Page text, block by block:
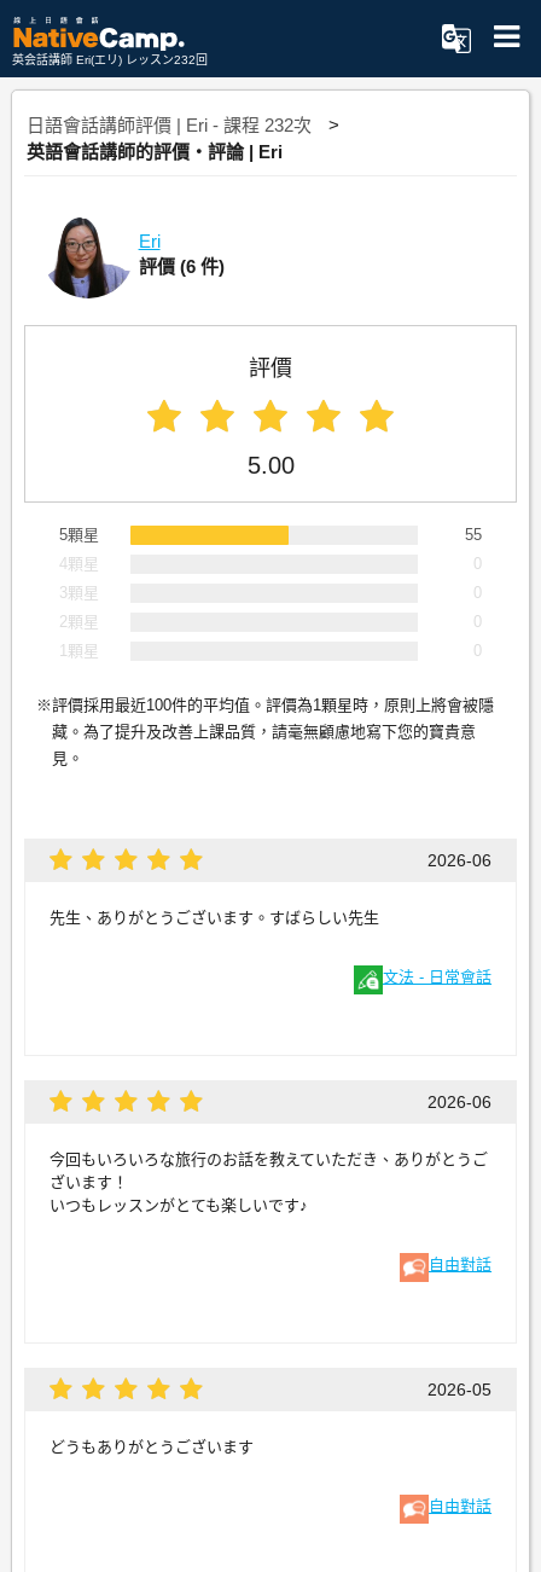
英会話講師 Eri(エリ) レッスン232回
日語會話講師評價 | Eri - 課程 232次
英語會話講師的評價・評論 | Eri
Eri
評價 (6 件)
評價
5.00
5顆星
55
4顆星
0
3顆星
0
2顆星
0
1顆星
0
評價採用最近100件的平均值。評價為1顆星時，原則上將會被隱
藏。為了提升及改善上課品質，請毫無顧慮地寫下您的寶貴意
見。
2026-06
先生、ありがとうございます。すばらしい先生
文法 - 日常會話
2026-06
今回もいろいろな旅行のお話を教えていただき、ありがとうご
ざいます！
いつもレッスンがとても楽しいです♪
自由對話
2026-05
どうもありがとうございます
自由對話